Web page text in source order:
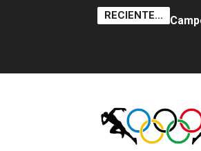
RECIENTE...